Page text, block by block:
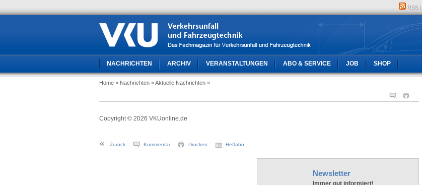
RSS |
NACHRICHTEN ARCHIV VERANSTALTUNGEN ABO & SERVICE JOB SHOP
Home » Nachrichten » Aktuelle Nachrichten »
Copyright © 2026 VKUonline.de
Zurück Kommentar Drucken Heftabo
Newsletter
Immer gut informiert!